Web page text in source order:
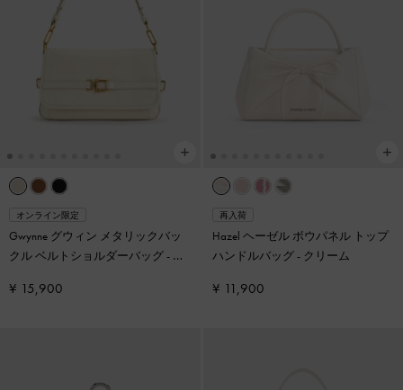
オンライン限定
Gwynne グウィン メタリックバッ
クル ベルトショルダーバッグ- ク
¥ 15,900
再入荷
Hazel ヘーゼル ボウパネル トップ
ハンドルバッグ- クリーム
¥ 11,900